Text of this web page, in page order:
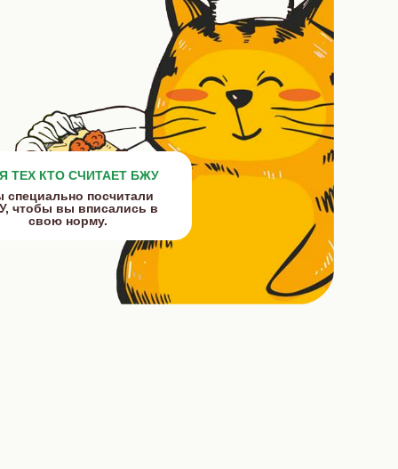
посчитали
чтобы вы вписались в
свою норму.
ТЕХ КТО СЧИТАЕТ БЖУ